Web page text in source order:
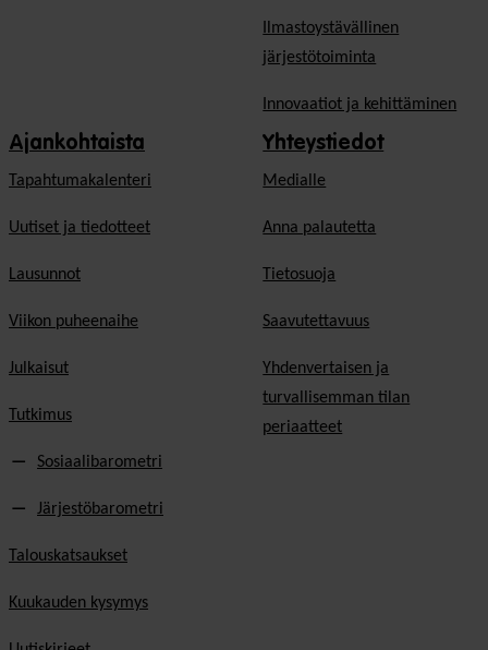
Ilmastoystävällinen
järjestötoiminta
Innovaatiot ja kehittäminen
Ajankohtaista
Tapahtumakalenteri
Uutiset ja tiedotteet
Lausunnot
Viikon puheenaihe
Julkaisut
Tutkimus
Sosiaalibarometri
Järjestöbarometri
Talouskatsaukset
Kuukauden kysymys
Yhteystiedot
Medialle
Anna palautetta
Tietosuoja
Saavutettavuus
Yhdenvertaisen ja
turvallisemman tilan
periaatteet